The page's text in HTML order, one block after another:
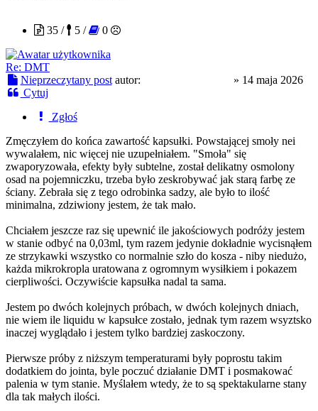
35 /
5 / 0
Re: DMT
Nieprzeczytany post autor: » 14 maja 2026
Cytuj
Zgłoś
Zmęczyłem do końca zawartość kapsułki. Powstającej smoły nei
wywalałem, nic więcej nie uzupełniałem. "Smoła" się
zwaporyzowała, efekty były subtelne, został delikatny osmolony
osad na pojemniczku, trzeba było zeskrobywać jak starą farbę ze
ściany. Zebrała się z tego odrobinka sadzy, ale było to ilość
minimalna, zdziwiony jestem, że tak mało.
Chciałem jeszcze raz się upewnić ile jakościowych podróży jestem
w stanie odbyć na 0,03ml, tym razem jedynie dokładnie wycisnąłem
ze strzykawki wszystko co normalnie szło do kosza - niby niedużo,
każda mikrokropla uratowana z ogromnym wysiłkiem i pokazem
cierpliwości. Oczywiście kapsułka nadal ta sama.
Jestem po dwóch kolejnych próbach, w dwóch kolejnych dniach,
nie wiem ile liquidu w kapsułce zostało, jednak tym razem wsyztsko
inaczej wyglądało i jestem tylko bardziej zaskoczony.
Pierwsze próby z niższym temperaturami były poprostu takim
dodatkiem do jointa, byle poczuć działanie DMT i posmakować
palenia w tym stanie. Myślałem wtedy, że to są spektakularne stany
dla tak małych ilości.